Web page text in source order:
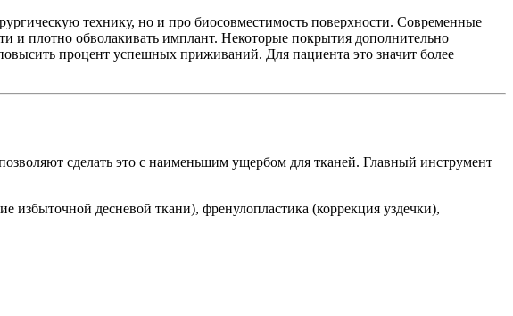
технику, но и про биосовместимость поверхности. Современные
и плотно обволакивать имплант. Некоторые покрытия дополнительно
процент успешных приживаний. Для пациента это значит более
сделать это с наименьшим ущербом для тканей. Главный инструмент
избыточной десневой ткани), френулопластика (коррекция уздечки),